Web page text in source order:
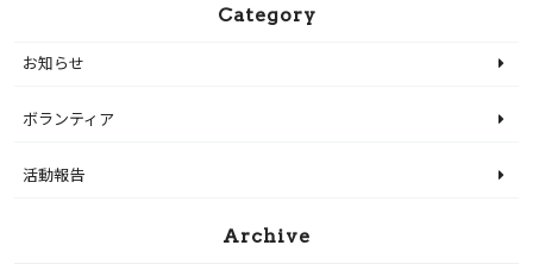
Category
お知らせ
ボランティア
活動報告
Archive